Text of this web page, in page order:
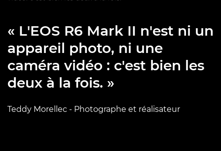
« L'EOS R6 Mark II n'est ni un
appareil photo, ni une
caméra vidéo : c'est bien les
deux à la fois. »
Teddy Morellec - Photographe et réalisateur